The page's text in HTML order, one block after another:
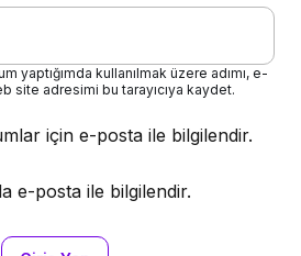
yaptığımda kullanılmak üzere adımı, e-
site adresimi bu tarayıcıya kaydet.
için e-posta ile bilgilendir.
e-posta ile bilgilendir.